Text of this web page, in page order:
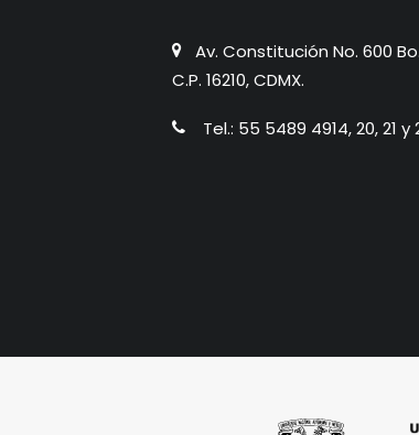
Av. Constitución No. 600
C.P. 16210, CDMX.
Tel.: 55 5489 4914, 20, 21 y